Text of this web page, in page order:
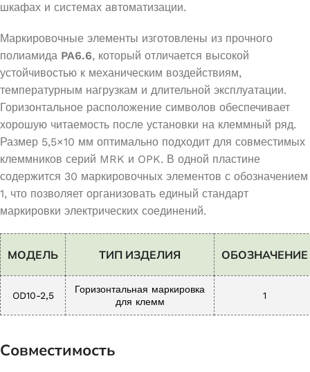
шкафах и системах автоматизации.
Маркировочные элементы изготовлены из прочного
полиамида PA6.6, который отличается высокой
устойчивостью к механическим воздействиям,
температурным нагрузкам и длительной эксплуатации.
Горизонтальное расположение символов обеспечивает
хорошую читаемость после установки на клеммный ряд.
Размер 5,5×10 мм оптимально подходит для совместимых
клеммников серий MRK и OPK. В одной пластине
содержится 30 маркировочных элементов с обозначением
1, что позволяет организовать единый стандарт
маркировки электрических соединений.
МОДЕЛЬ ТИП ИЗДЕЛИЯ ОБОЗНАЧЕНИЕ
OD10-2,5
Горизонтальная маркировка
для клемм
1
Совместимость